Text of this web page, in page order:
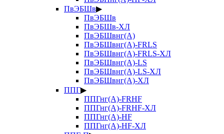
ПвЭБШв▶
ПвЭБШв
ПвЭБШв-ХЛ
ПвЭБШвнг(А)
ПвЭБШвнг(А)-FRLS
ПвЭБШвнг(А)-FRLS-ХЛ
ПвЭБШвнг(А)-LS
ПвЭБШвнг(А)-LS-ХЛ
ПвЭБШвнг(А)-ХЛ
ППГ▶
ППГнг(А)-FRHF
ППГнг(А)-FRHF-ХЛ
ППГнг(А)-HF
ППГнг(А)-HF-ХЛ